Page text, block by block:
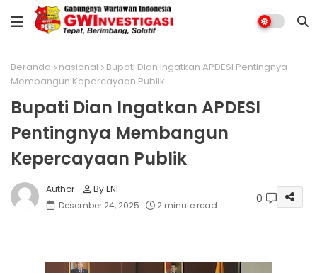
Beranda nasional
Bupati Dian Ingatkan APDESI Pentingnya
Membangun Kepercayaan Publik
Bupati Dian Ingatkan APDESI
Pentingnya Membangun
Kepercayaan Publik
By ENI
Desember 24, 2025
2 minute read 0